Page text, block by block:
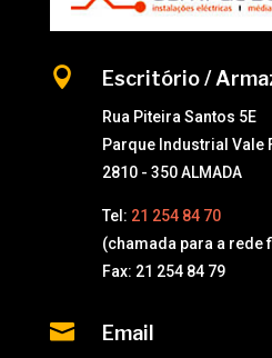
 Escritório /
Rua Piteira Santos 5E
Parque Industrial Vale
2810 - 350 ALMADA
Tel: 21 254 84 70
(chamada para a rede
Fax: 21 254 84 79
 Email